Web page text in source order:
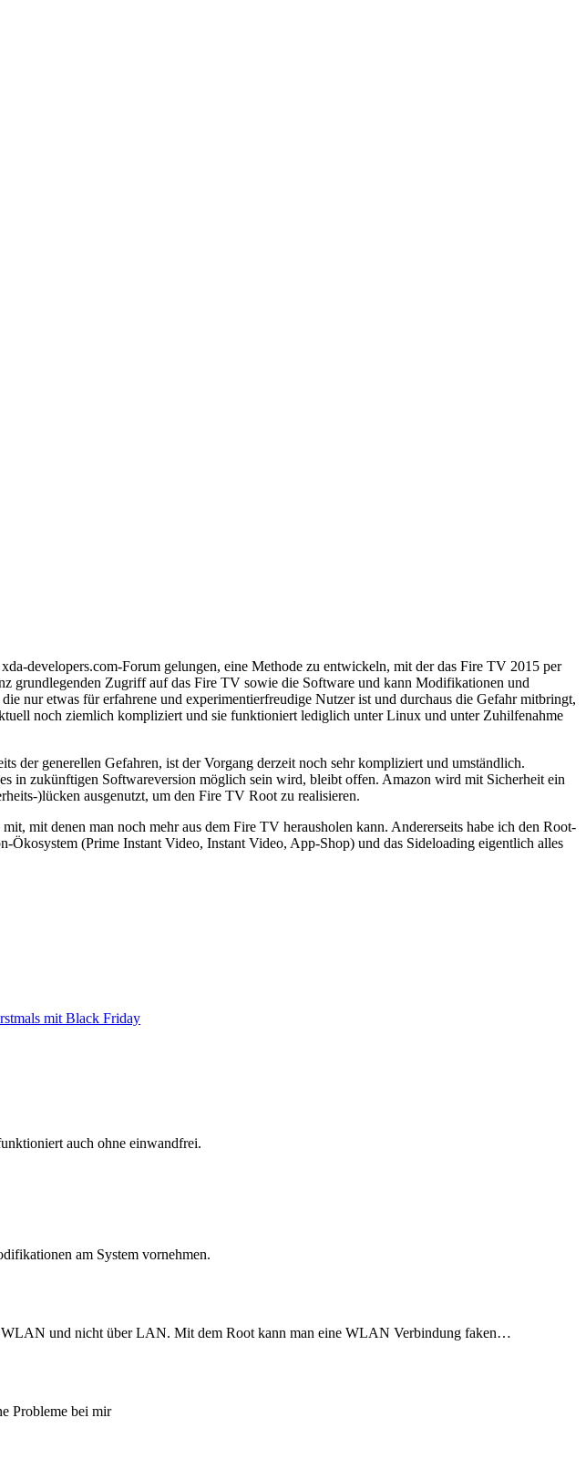
developers.com-Forum gelungen, eine Methode zu entwickeln, mit der das Fire TV 2015 per
grundlegenden Zugriff auf das Fire TV sowie die Software und kann Modifikationen und
nur etwas für erfahrene und experimentierfreudige Nutzer ist und durchaus die Gefahr mitbringt,
noch ziemlich kompliziert und sie funktioniert lediglich unter Linux und unter Zuhilfenahme
der generellen Gefahren, ist der Vorgang derzeit noch sehr kompliziert und umständlich.
in zukünftigen Softwareversion möglich sein wird, bleibt offen. Amazon wird mit Sicherheit ein
)lücken ausgenutzt, um den Fire TV Root zu realisieren.
mit denen man noch mehr aus dem Fire TV herausholen kann. Andererseits habe ich den Root-
(Prime Instant Video, Instant Video, App-Shop) und das Sideloading eigentlich alles
mit Black Friday
auch ohne einwandfrei.
am System vornehmen.
WLAN und nicht über LAN. Mit dem Root kann man eine WLAN Verbindung faken…
Probleme bei mir